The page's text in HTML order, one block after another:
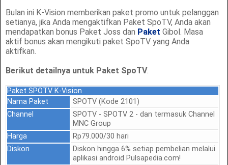
Bulan ini K-Vision memberikan paket promo untuk pelanggan
setianya, jika Anda mengaktifkan Paket SpoTV, Anda akan
mendapatkan bonus Paket Joss dan Paket Gibol. Masa
aktif bonus akan mengikuti paket SpoTV yang Anda
aktifkan.
Berikut detailnya untuk Paket SpoTV.
Paket SPOTV K-Vision
Nama Paket
SPOTV (Kode 2101)
Channel
SPOTV - SPOTV 2 - dan termasuk Channel
MNC Group
Harga
Rp79.000/30 hari
Diskon
Diskon hingga 6% setiap pembelian melalui
aplikasi android Pulsapedia.com!